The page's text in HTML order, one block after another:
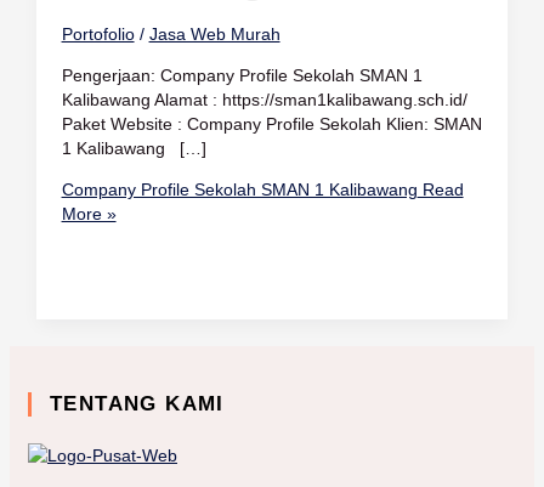
Portofolio/ Jasa Web Murah
Pengerjaan: Company Profile Sekolah SMAN 1
Kalibawang Alamat : https://sman1kalibawang.sch.id/
Paket Website : Company Profile Sekolah Klien: SMAN
1 Kalibawang […]
Company Profile Sekolah SMAN 1 Kalibawang Read
More »
TENTANG KAMI